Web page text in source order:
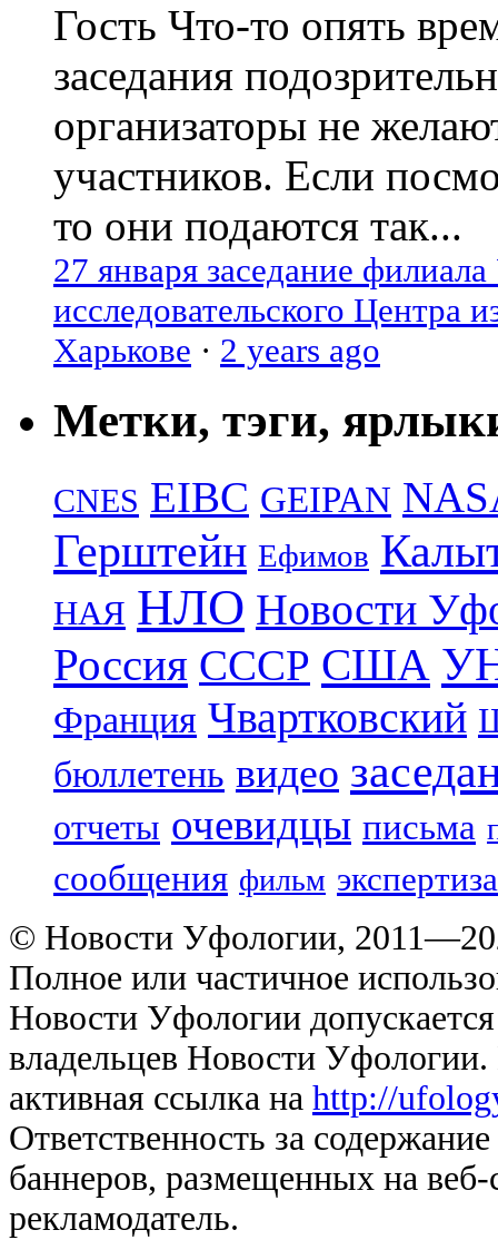
Гость Что-то опять
заседания
организаторы не
участников. Если
то они подаются так...
27 января заседание
исследовательского Центра
Харькове · 2 years ago
Метки, тэги,
CNES EIBC GEIPAN
Герштейн Ефимов
НАЯ НЛО Новости
Россия СССР США
Франция Чвартковский
бюллетень видео
отчеты очевидцы письма
сообщения фильм экспертиза
© Новости Уфологии,
Полное или частичное
Новости Уфологии
владельцев Новости
активная ссылка на http://
Ответственность за
баннеров, размещенных на
рекламодатель.